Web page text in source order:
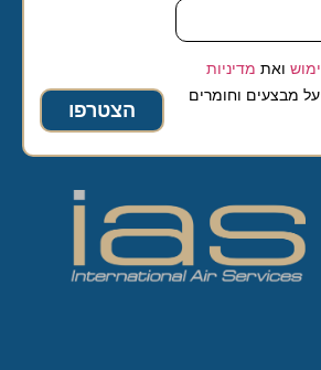
מדיניות
וחומרים
הצטרפו